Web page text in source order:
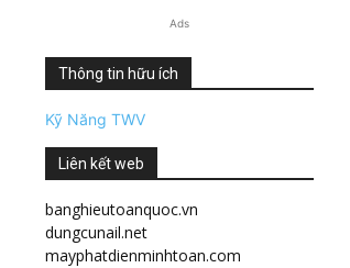
Ads
Thông tin hữu ích
Kỹ Năng TWV
Liên kết web
banghieutoanquoc.vn
dungcunail.net
mayphatdienminhtoan.com